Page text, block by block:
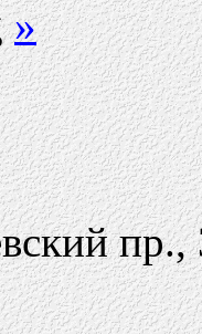
»
пр.,